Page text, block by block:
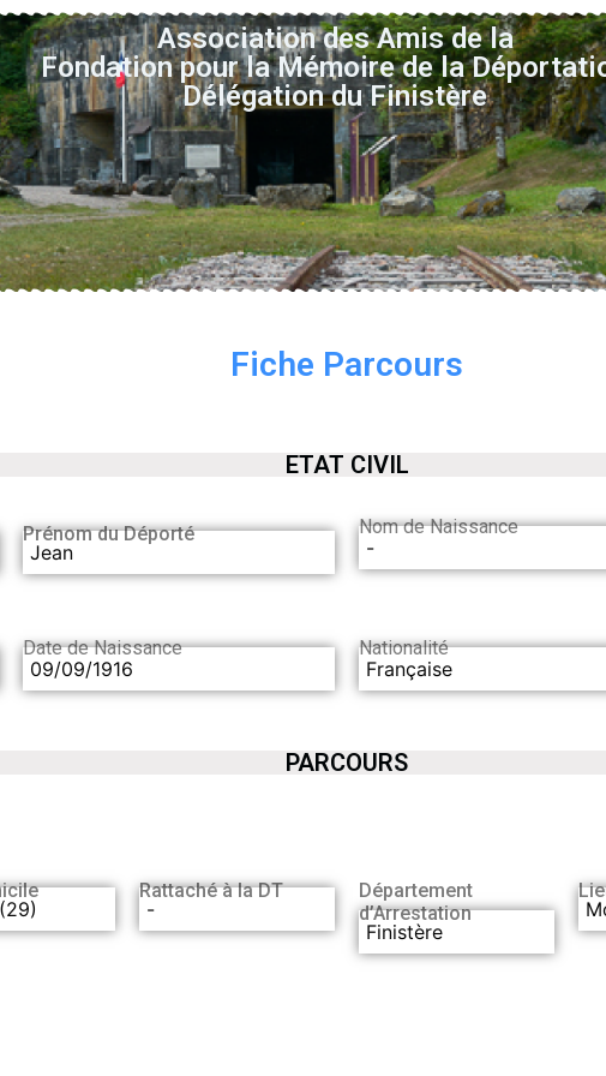
Association des Amis de la
Fondation pour la Mémoire de la
Délégation du Finistère
Fiche Parcours
ETAT CIVIL
Prénom du Déporté
Jean
Nom de Naissance
-
Date de Naissance
09/09/1916
Nationalité
Française
PARCOURS
Rattaché à la DT
-
Département
d’Arrestation
Finistère